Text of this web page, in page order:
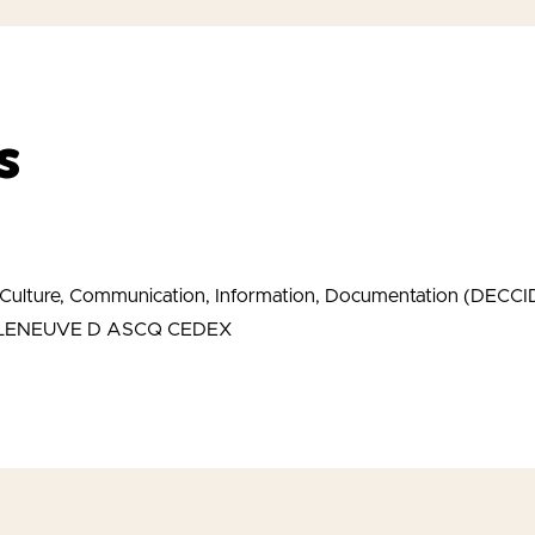
Communication, Information, Documentation
D ASCQ CEDEX